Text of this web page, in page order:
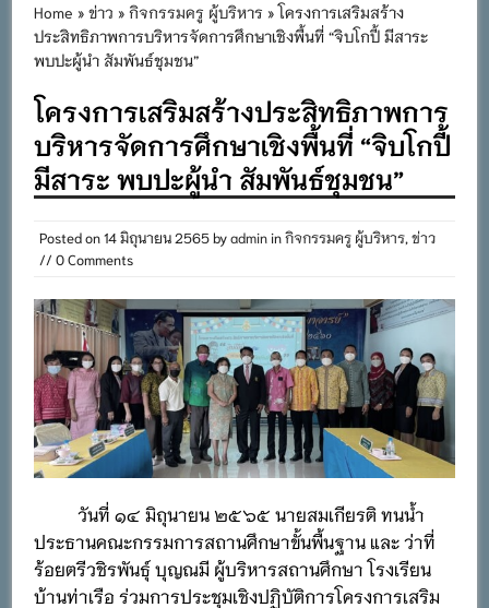
การอบรมการจัดทำแผนพัฒนาการจัดการศึกษาและ
แผนปฏิบัติการประจำปีของโรงเรียนในสังกัด
พิธีถวายเครื่องราชสักการะ วางพานพุ่ม และจุด
เทียนถวายพระพรชัยมงคล เนื่องในโอกาสวันเฉลิม
พระชนมพรรษา พระบาทสมเด็จพระเจ้าอยู่หัว ๒๘
กิจกรรมถวายเทียนพรรษา สืบสานพระพุทธศาสนา
กิจกรรม SAFETY FOR KIDS เสริมสร้างวินัยและ
ความปลอดภัยในการใช้รถใช้ถนน
Home »ข่าว »กิจกรรมครู ผู้บริหาร » โครงการเสริมสร้าง
ประสิทธิภาพการบริหารจัดการศึกษาเชิงพื้นที่ “จิบโกปี้ มีสาระ
พบปะผู้นำ สัมพันธ์ชุมชน”
โครงการเสริมสร้างประสิทธิภาพการ
บริหารจัดการศึกษาเชิงพื้นที่ “จิบโกปี้
มีสาระ พบปะผู้นำ สัมพันธ์ชุมชน”
Posted on14 มิถุนายน 2565byadmininกิจกรรมครู ผู้บริหาร,ข่าว
// 0 Comments
วันที่ ๑๔ มิถุนายน ๒๕๖๕ นายสมเกียรติ ทนน้ำ
ประธานคณะกรรมการสถานศึกษาขั้นพื้นฐาน และ ว่าที่
ร้อยตรีวชิรพันธุ์ บุญณมี ผู้บริหารสถานศึกษา โรงเรียน
บ้านท่าเรือ ร่วมการประชุมเชิงปฏิบัติการโครงการเสริม